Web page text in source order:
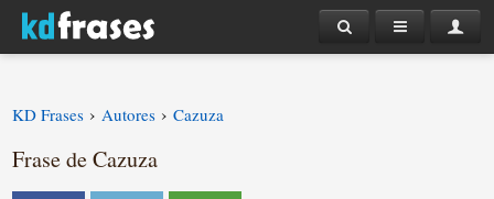
KD Frases › Autores › Cazuza
Frase de Cazuza